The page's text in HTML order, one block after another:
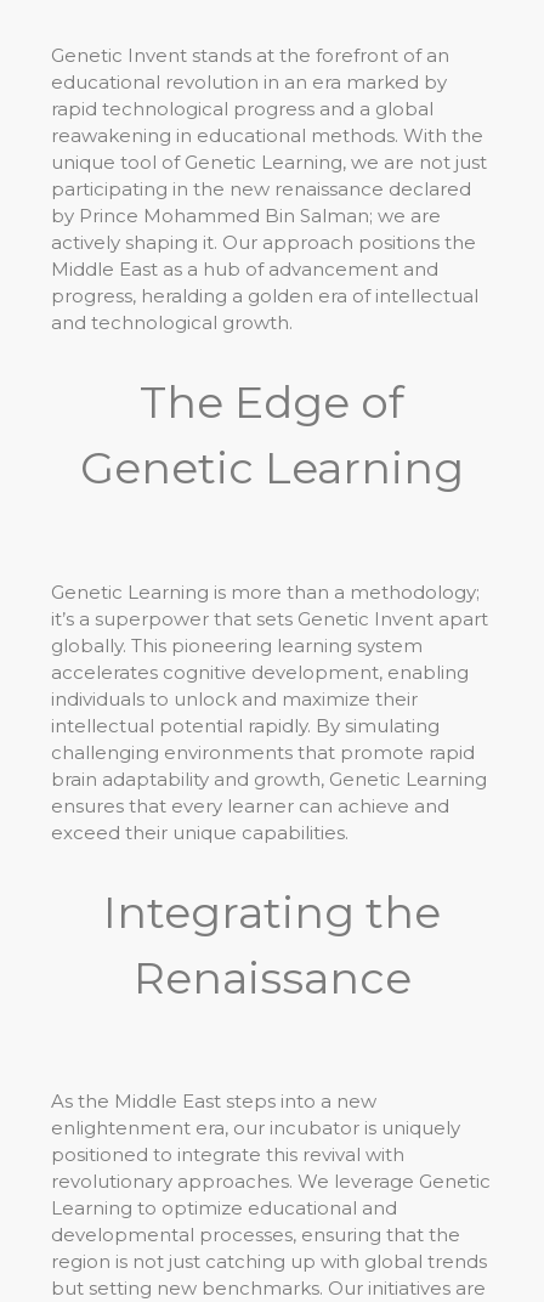
Genetic Invent stands at the forefront of an
educational revolution in an era marked by
rapid technological progress and a global
reawakening in educational methods. With the
unique tool of Genetic Learning, we are not just
participating in the new renaissance declared
by Prince Mohammed Bin Salman; we are
actively shaping it. Our approach positions the
Middle East as a hub of advancement and
progress, heralding a golden era of intellectual
and technological growth.
The Edge of
Genetic Learning
Genetic Learning is more than a methodology;
it’s a superpower that sets Genetic Invent apart
globally. This pioneering learning system
accelerates cognitive development, enabling
individuals to unlock and maximize their
intellectual potential rapidly. By simulating
challenging environments that promote rapid
brain adaptability and growth, Genetic Learning
ensures that every learner can achieve and
exceed their unique capabilities.
Integrating the
Renaissance
As the Middle East steps into a new
enlightenment era, our incubator is uniquely
positioned to integrate this revival with
revolutionary approaches. We leverage Genetic
Learning to optimize educational and
developmental processes, ensuring that the
region is not just catching up with global trends
but setting new benchmarks. Our initiatives are